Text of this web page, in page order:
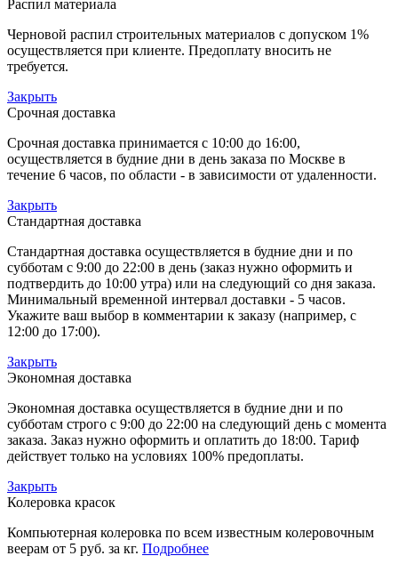
Распил материала
Черновой распил строительных материалов с допуском 1%
осуществляется при клиенте. Предоплату вносить не
требуется.
Закрыть
Срочная доставка
Срочная доставка принимается с 10:00 до 16:00,
осуществляется в будние дни в день заказа по Москве в
течение 6 часов, по области - в зависимости от удаленности.
Закрыть
Стандартная доставка
Стандартная доставка осуществляется в будние дни и по
субботам с 9:00 до 22:00 в день (заказ нужно оформить и
подтвердить до 10:00 утра) или на следующий со дня заказа.
Минимальный временной интервал доставки - 5 часов.
Укажите ваш выбор в комментарии к заказу (например, с
12:00 до 17:00).
Закрыть
Экономная доставка
Экономная доставка осуществляется в будние дни и по
субботам строго с 9:00 до 22:00 на следующий день с момента
заказа. Заказ нужно оформить и оплатить до 18:00. Тариф
действует только на условиях 100% предоплаты.
Закрыть
Колеровка красок
Компьютерная колеровка по всем известным колеровочным
веерам от 5 руб. за кг. Подробнее